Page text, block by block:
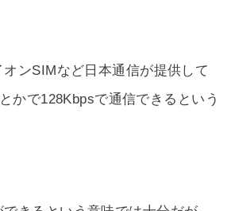
ンSIMなど日本通信が提供して
かで128Kbpsで通信できるという